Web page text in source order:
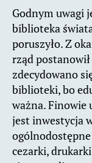
Godnym uwagi
biblioteka
poruszyło. Z
rząd
zdecydowano
biblioteki, bo
ważna. Finowie
jest inwestycja
ogólnodostępne
cezarki,